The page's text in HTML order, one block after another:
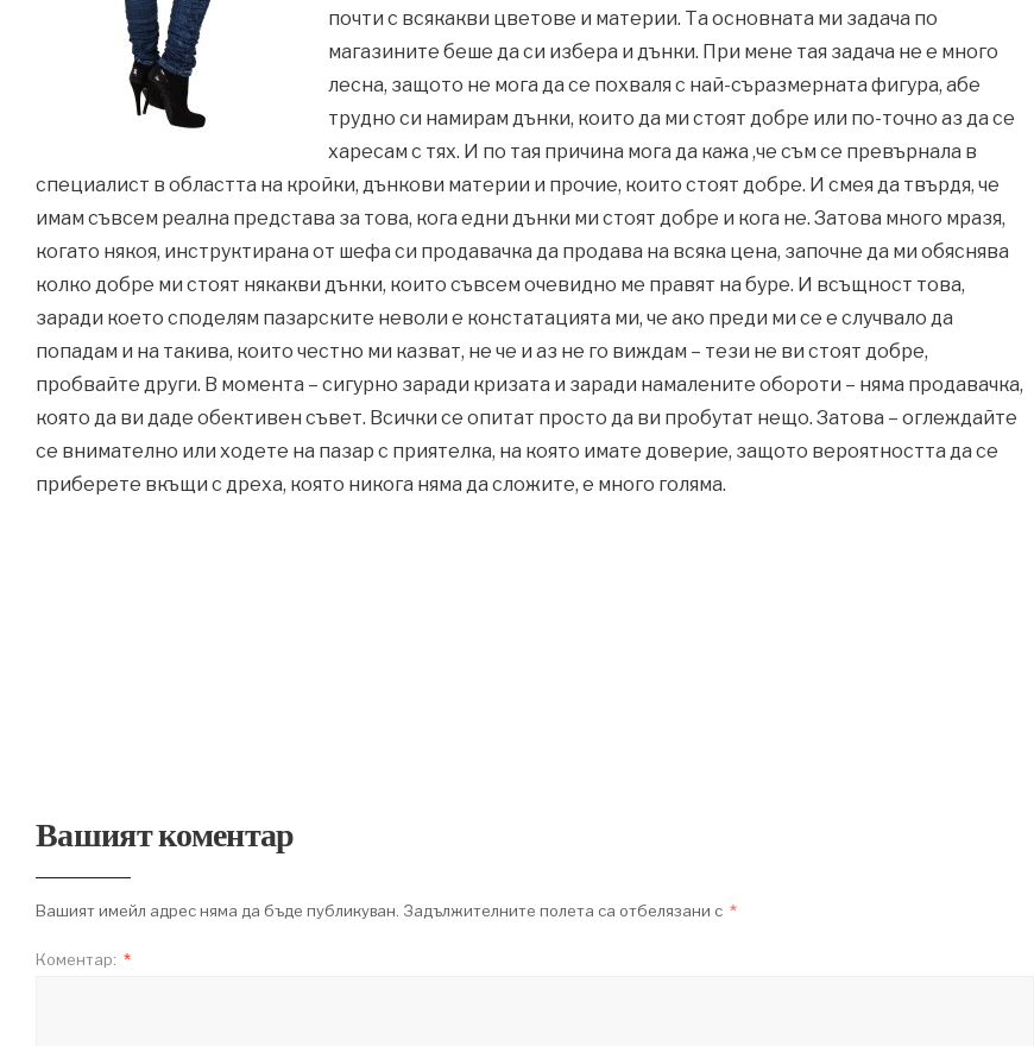
почти с всякакви цветове и материи. Та основната ми задача по
магазините беше да си избера и дънки. При мене тая задача не е много
лесна, защото не мога да се похваля с най-съразмерната фигура, абе
трудно си намирам дънки, които да ми стоят добре или по-точно аз да се
харесам с тях. И по тая причина мога да кажа ,че съм се превърнала в
специалист в областта на кройки, дънкови материи и прочие, които стоят добре. И смея да твърдя, че
имам съвсем реална представа за това, кога едни дънки ми стоят добре и кога не. Затова много мразя,
когато някоя, инструктирана от шефа си продавачка да продава на всяка цена, започне да ми обяснява
колко добре ми стоят някакви дънки, които съвсем очевидно ме правят на буре. И всъщност това,
заради което споделям пазарските неволи е констатацията ми, че ако преди ми се е случвало да
попадам и на такива, които честно ми казват, не че и аз не го виждам – тези не ви стоят добре,
пробвайте други. В момента – сигурно заради кризата и заради намалените обороти – няма продавачка,
която да ви даде обективен съвет. Всички се опитат просто да ви пробутат нещо. Затова – оглеждайте
се внимателно или ходете на пазар с приятелка, на която имате доверие, защото вероятността да се
приберете вкъщи с дреха, която никога няма да сложите, е много голяма.
Вашият коментар
Вашият имейл адрес няма да бъде публикуван. Задължителните полета са отбелязани с *
Коментар: *